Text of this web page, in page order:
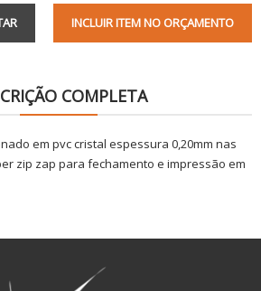
INCLUIR ITEM NO ORÇAMENTO
COMPLETA
em pvc cristal espessura 0,20mm nas
zip zap para fechamento e impressão em